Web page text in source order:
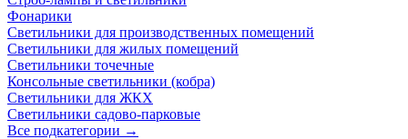
Фонарики
Светильники для производственных помещений
Светильники для жилых помещений
Светильники точечные
Консольные светильники (кобра)
Светильники для ЖКХ
Светильники садово-парковые
Все подкатегории →